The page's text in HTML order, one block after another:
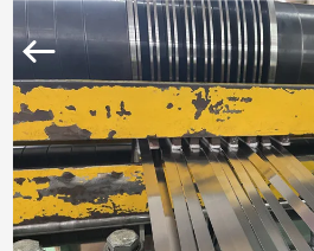
ΣΠΊΤΙ
ΠΡΟΪΌΝΤΑ
Special
Steel
Co.,
Rights
Reserved.